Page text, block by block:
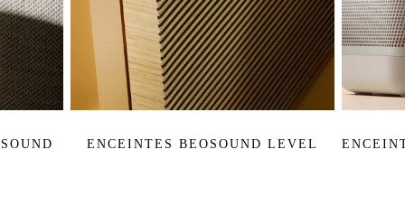
ENCEINTES BEOSOUND LEVEL